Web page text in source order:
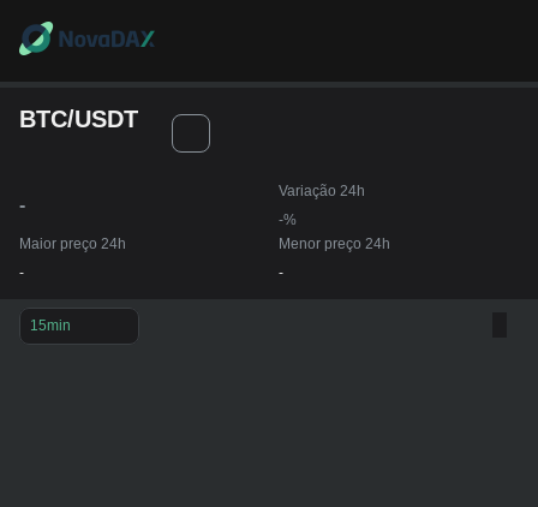
BTC/USDT
-
Variação 24h
-%
Maior preço 24h
-
Menor preço 24h
-
15min